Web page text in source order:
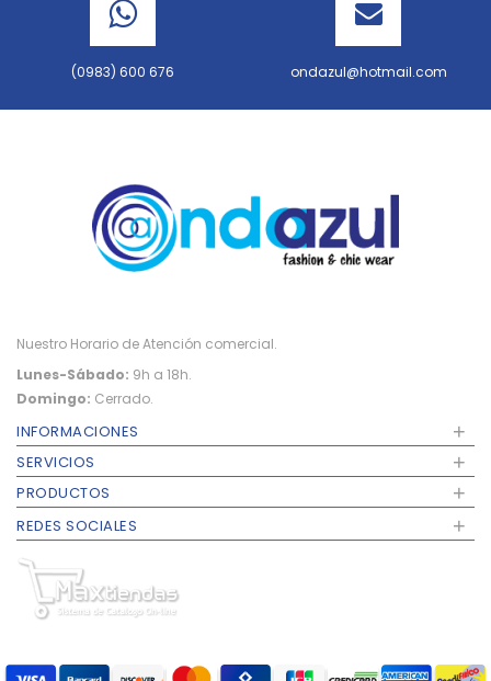
(0983) 600 676 ondazul@hotmail.com
Nuestro Horario de Atención comercial.
Lunes-Sábado: 9h a 18h.
Domingo: Cerrado.
INFORMACIONES +
SERVICIOS +
PRODUCTOS +
REDES SOCIALES +